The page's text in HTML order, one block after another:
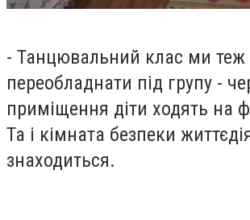
- Танцювальний клас ми
переобладнати під групу -
приміщення діти ходять на
Та і кімната безпеки
знаходиться.